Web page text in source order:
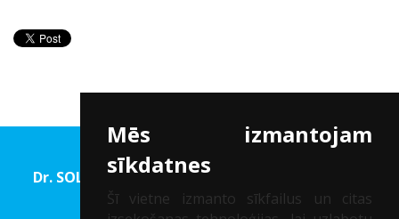
Mēs izmantojam
sīkdatnes
Šī vietne izmanto sīkfailus un citas
Dr. SOLOMATINA Acu rehabilitācijas un Redzes
korekcijas centrs